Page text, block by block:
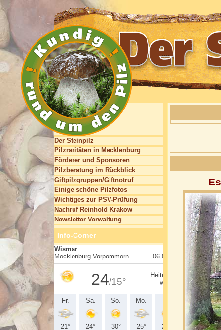
Der Steinpilz
Pilzraritäten in Mecklenburg
Förderer und Sponsoren
Pilzberatung im Rückblick
Giftpilzgruppen/Giftnotruf
Einige schöne Pilzfotos
Wichtiges zur PSV-Prüfung
Nachruf Reinhold Krakow
Newsletter Verwaltung
Info-Corner